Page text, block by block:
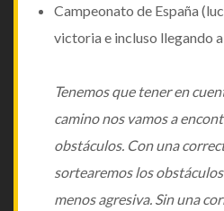
Campeonato de España
victoria e incluso llegando
Tenemos que tener en
camino nos vamos a
obstáculos. Con una
sortearemos los
menos agresiva. Sin una